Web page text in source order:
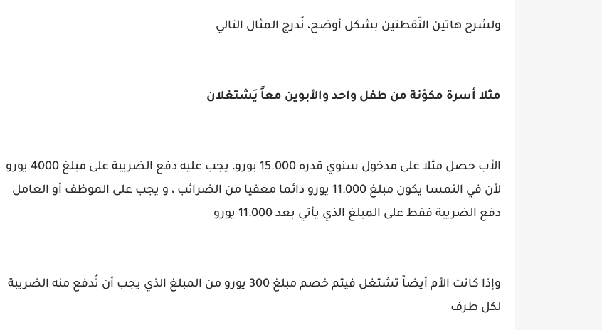
ولشرح هاتين النّقطتين بشكل أوضح، نُدرج المثال التالي
مثلا أسرة مكوّنة من طفل واحد والأبوين معاً يَشتغلان
الأب حصل مثلا على مدخول سنوي قدره 15.000 يورو، يجب عليه دفع الضريبة على مبلغ 4000 يورو
لأن في النمسا يكون مبلغ 11.000 يورو دائما معفيا من الضرائب ، و يجب على الموظف أو العامل
دفع الضريبة فقط على المبلغ الذي يأتي بعد 11.000 يورو
وإذا كانت الأم أيضاً تشتغل فيتم خصم مبلغ 300 يورو من المبلغ الذي يجب أن تُدفع منه الضريبة
لكل طرف